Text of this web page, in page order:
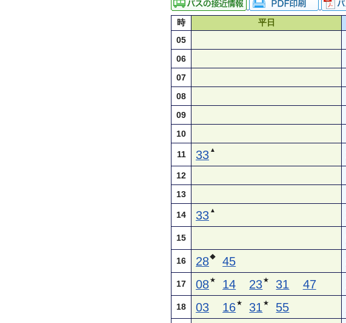
時 平日
05
06
07
08
09
10
11 33 ▲
12
13
14 33 ▲
15
16 28◆ 45
17 08★ 14 23★ 31 47
18 03 16★ 31 ★ 55